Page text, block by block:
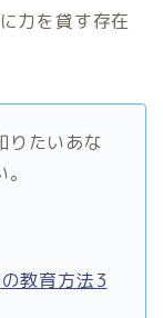
力を貸す存在
りたいあな
教育方法3